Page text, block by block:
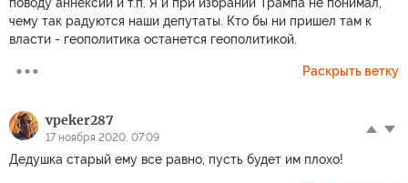
чему так радуются наши депутаты. Кто бы ни пришел там к
власти - геополитика останется геополитикой.
Раскрыть ветку
vpeker287
17 ноября 2020, 07:09
Дедушка старый ему все равно, пусть будет им плохо!